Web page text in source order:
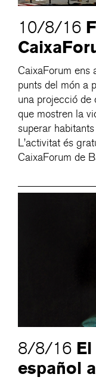
10/8/16
CaixaForum ens
punts del món a
una projecció de
que mostren la
superar
L’activitat és
CaixaForum de
8/8/16
español